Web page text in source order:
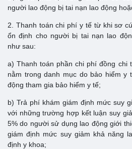
người lao động bị tai nạn lao động
2. Thanh toán chi phí y tế từ khi sơ
ổn định cho người bị tai nạn lao
như sau:
a) Thanh toán phần chi phí đồng chi
nằm trong danh mục do bảo hiểm
động tham gia bảo hiểm y tế;
b) Trả phí khám giám định mức suy
với những trường hợp kết luận suy
5% do người sử dụng lao động giới
giám định mức suy giảm khả năng
định y khoa;